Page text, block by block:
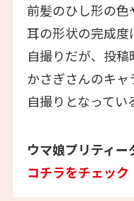
前髪のひし形の
耳の形状の完成度
自撮りだが、投稿
かさぎさんのキ
自撮りとなってい
ウマ娘プリティ
コチラをチェック